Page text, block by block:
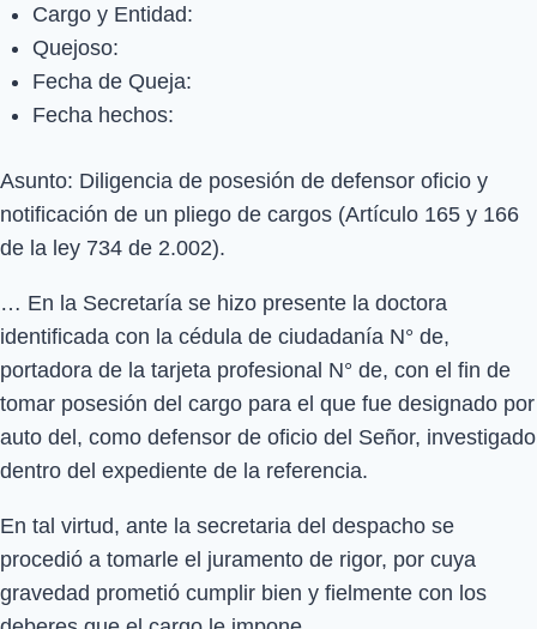
Cargo y Entidad:
Quejoso:
Fecha de Queja:
Fecha hechos:
Asunto: Diligencia de posesión de defensor oficio y
notificación de un pliego de cargos (Artículo 165 y 166
de la ley 734 de 2.002).
… En la Secretaría se hizo presente la doctora
identificada con la cédula de ciudadanía N° de,
portadora de la tarjeta profesional N° de, con el fin de
tomar posesión del cargo para el que fue designado por
auto del, como defensor de oficio del Señor, investigado
dentro del expediente de la referencia.
En tal virtud, ante la secretaria del despacho se
procedió a tomarle el juramento de rigor, por cuya
gravedad prometió cumplir bien y fielmente con los